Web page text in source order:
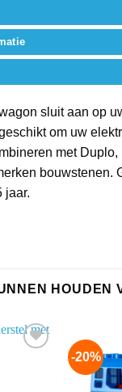
sluit aan op
om uw
met
bouwstenen.
jaar.
HOUDEN
-20%